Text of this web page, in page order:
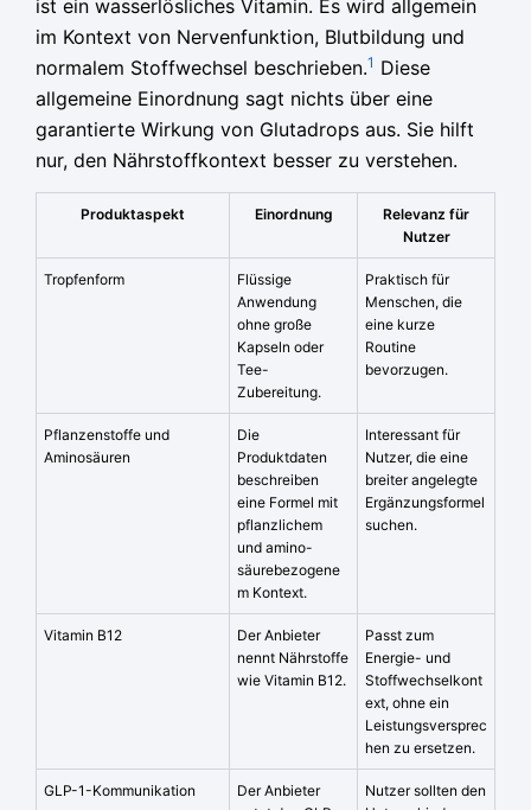
ist ein wasserlösliches Vitamin. Es wird allgemein
im Kontext von Nervenfunktion, Blutbildung und
normalem Stoffwechsel beschrieben.1 Diese
allgemeine Einordnung sagt nichts über eine
garantierte Wirkung von Glutadrops aus. Sie hilft
nur, den Nährstoffkontext besser zu verstehen.
Produktaspekt Einordnung
Relevanz für
Nutzer
Tropfenform
Flüssige
Anwendung
ohne große
Kapseln oder
Tee-
Zubereitung.
Praktisch für
Menschen, die
eine kurze
Routine
bevorzugen.
Pflanzenstoffe und
Aminosäuren
Die
Produktdaten
beschreiben
eine Formel mit
pflanzlichem
und amino-
säurebezogene
m Kontext.
Interessant für
Nutzer, die eine
breiter angelegte
Ergänzungsformel
suchen.
Vitamin B12
Der Anbieter
nennt Nährstoffe
wie Vitamin B12.
Passt zum
Energie- und
Stoffwechselkont
ext, ohne ein
Leistungsversprec
hen zu ersetzen.
GLP-1-Kommunikation
Der Anbieter
Nutzer sollten den